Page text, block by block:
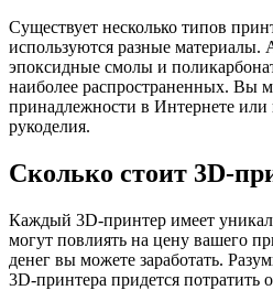
Существует несколько типов
используются разные материалы.
эпоксидные смолы и
наиболее распространенных. Вы
принадлежности в Интернете или
рукоделия.
Сколько стоит 3D-
Каждый 3D-принтер имеет
могут повлиять на цену вашего
денег вы можете заработать.
3D-принтера придется потратить